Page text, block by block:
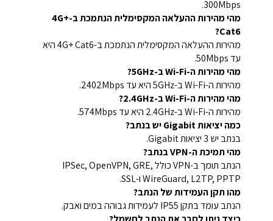
300Mbps.
מהי מהירות ההעלאה המקסימלית הנתמכת ב-4G+
Cat6?
מהירות ההעלאה המקסימלית הנתמכת ב-4G+ Cat6 היא
עד 50Mbps.
מהי מהירות ה-Wi-Fi ב-5GHz?
מהירות ה-Wi-Fi ב-5GHz היא עד 2402Mbps.
מהי מהירות ה-Wi-Fi ב-2.4GHz?
מהירות ה-Wi-Fi ב-2.4GHz היא עד 574Mbps.
כמה יציאות Gigabit יש בנתב?
בנתב יש 3 יציאות Gigabit.
מהי תמיכת ה-VPN בנתב?
הנתב תומך ב-VPN כולל IPSec, OpenVPN, GRE,
WireGuard, L2TP, PPTP ו-SSL.
מהו תקן העמידות של הנתב?
הנתב עומד בתקן IP55 לעמידות גבוהה במים ואבק.